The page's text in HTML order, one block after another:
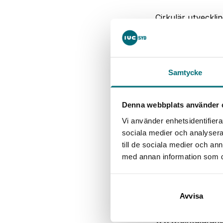
Samtycke
Denna webbplats använder
Vi använder
sociala medier och
till de sociala medier och
med annan information som
Avvisa
Cirkulär
Europeiska
Kärnan i
fram emot vi
erfarenheterna
skapar flera
Cirkulära